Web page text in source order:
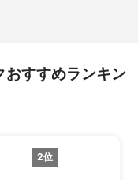
おすすめランキン
2位